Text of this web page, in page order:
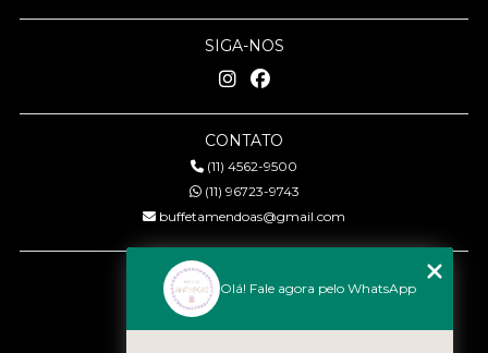
SIGA-NOS
CONTATO
(11) 4562-9500
(11) 96723-9743
buffetamendoas@gmail.com
MENU
Quem somos
Olá! Fale agora pelo WhatsApp